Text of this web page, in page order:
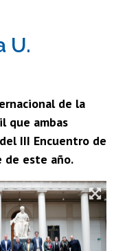
U.
de la
que ambas
III Encuentro de
de este año.